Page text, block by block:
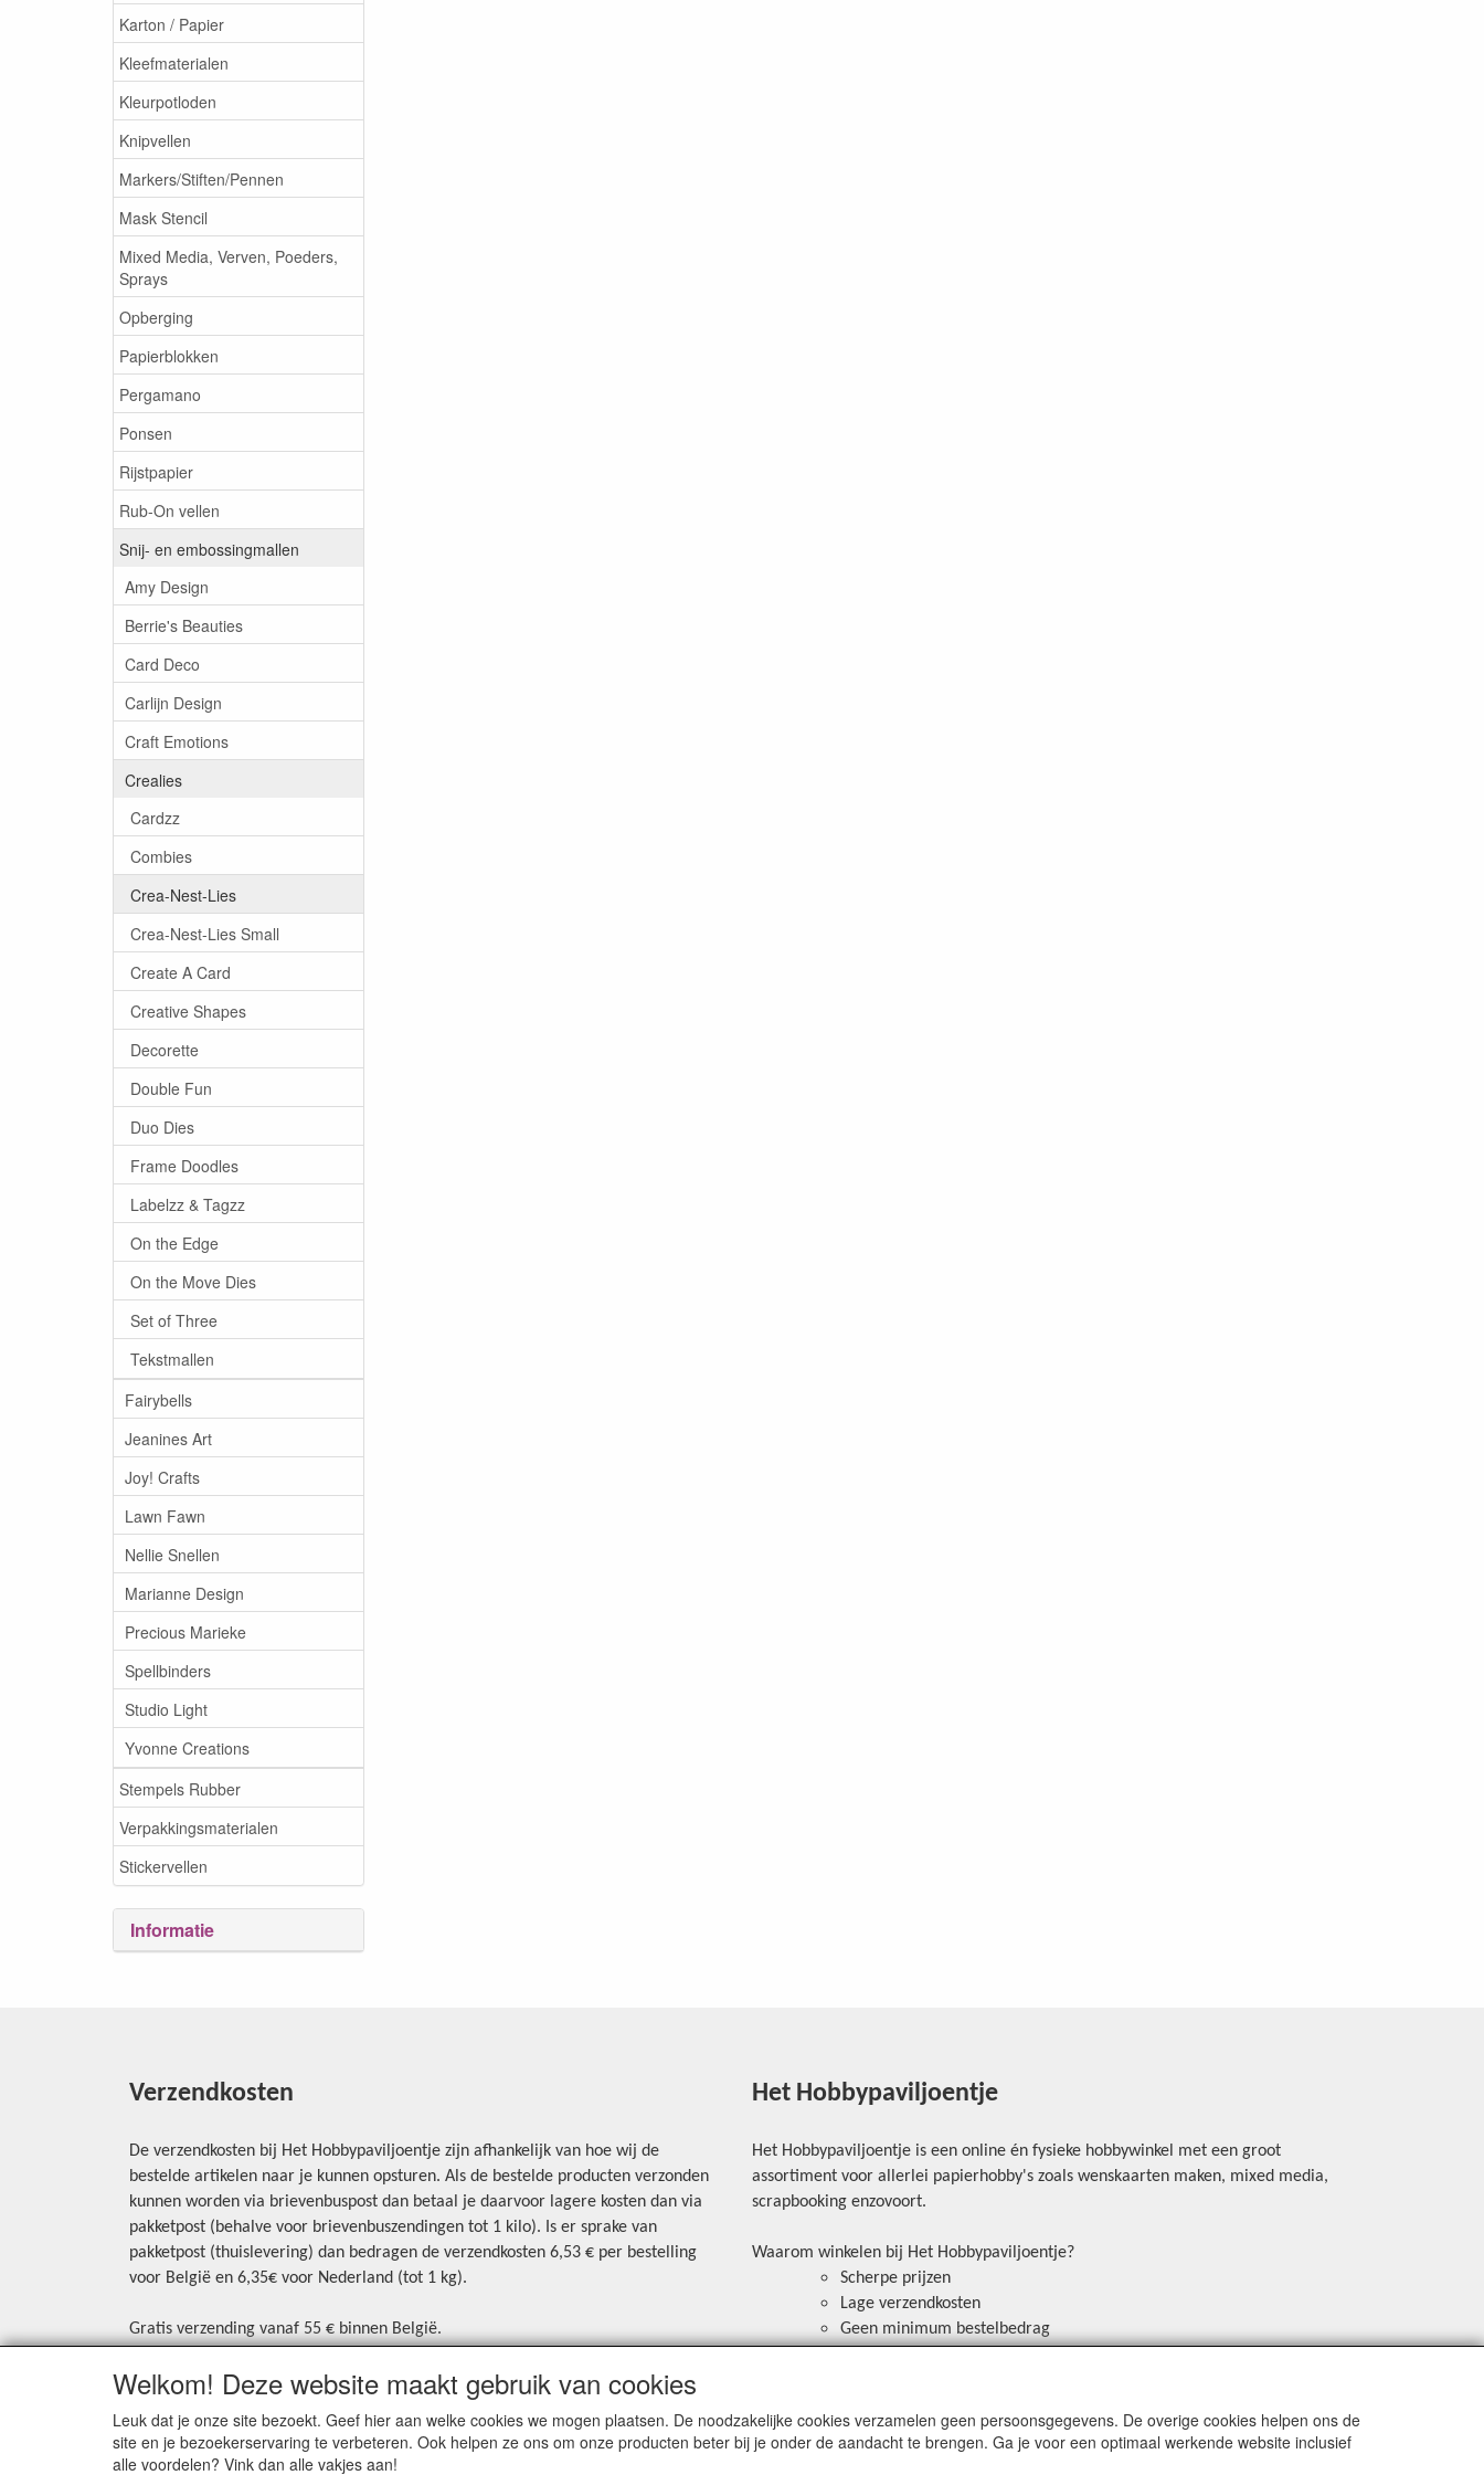
Karton / Papier
Kleefmaterialen
Kleurpotloden
Knipvellen
Markers/Stiften/Pennen
Mask Stencil
Mixed Media, Verven, Poeders,
Sprays
Opberging
Papierblokken
Pergamano
Ponsen
Rijstpapier
Rub-On vellen
Snij- en embossingmallen
Amy Design
Berrie's Beauties
Card Deco
Carlijn Design
Craft Emotions
Crealies
Cardzz
Combies
Crea-Nest-Lies
Crea-Nest-Lies Small
Create A Card
Creative Shapes
Decorette
Double Fun
Duo Dies
Frame Doodles
Labelzz & Tagzz
On the Edge
On the Move Dies
Set of Three
Tekstmallen
Fairybells
Jeanines Art
Joy! Crafts
Lawn Fawn
Nellie Snellen
Marianne Design
Precious Marieke
Spellbinders
Studio Light
Yvonne Creations
Stempels Rubber
Verpakkingsmaterialen
Stickervellen
Informatie
Verzendkosten
De verzendkosten bij Het Hobbypaviljoentje zijn afhankelijk van hoe wij de
bestelde artikelen naar je kunnen opsturen. Als de bestelde producten verzonden
kunnen worden via brievenbuspost dan betaal je daarvoor lagere kosten dan via
pakketpost (behalve voor brievenbuszendingen tot 1 kilo). Is er sprake van
pakketpost (thuislevering) dan bedragen de verzendkosten 6,53 € per bestelling
voor België en 6,35€ voor Nederland (tot 1 kg).
Gratis verzending vanaf 55 € binnen België.
Levering andere landen: geen gratis verzending, portkosten worden
Zie voor een overzicht van alle verzendkosten onder het tabje "Verzendkosten"
Het Hobbypaviljoentje
Het Hobbypaviljoentje is een online én fysieke hobbywinkel met een groot
assortiment voor allerlei papierhobby's zoals wenskaarten maken, mixed media,
scrapbooking enzovoort.
Waarom winkelen bij Het Hobbypaviljoentje?
Scherpe prijzen
Lage verzendkosten
Geen minimum bestelbedrag
Welkom! Deze website maakt gebruik van cookies
Leuk dat je onze site bezoekt. Geef hier aan welke cookies we mogen plaatsen. De noodzakelijke cookies verzamelen geen persoonsgegevens. De overige cookies helpen ons de
site en je bezoekerservaring te verbeteren. Ook helpen ze ons om onze producten beter bij je onder de aandacht te brengen. Ga je voor een optimaal werkende website inclusief
alle voordelen? Vink dan alle vakjes aan!